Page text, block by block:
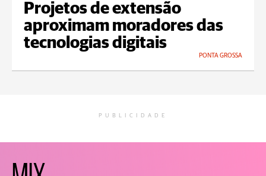
Projetos de extensão
aproximam moradores das
tecnologias digitais
PONTA GROSSA
PUBLICIDADE